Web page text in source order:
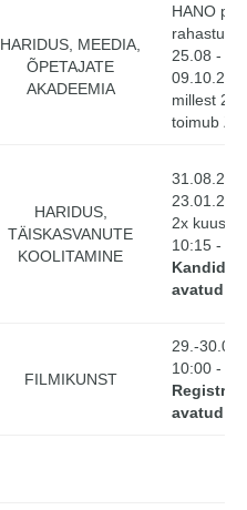
HARIDUS, MEEDIA,
ÕPETAJATE
AKADEEMIA
HANO
25.08 -
millest 2
toimub
HARIDUS,
TÄISKASVANUTE
KOOLITAMINE
2x kuus R
10:15 -
avatud!
FILMIKUNST
29.-
10:00 -
avatud!